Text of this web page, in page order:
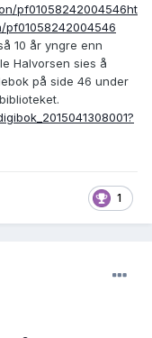
pf01058242004546ht
10 år yngre enn
Halvorsen sies å
på side 46 under
1